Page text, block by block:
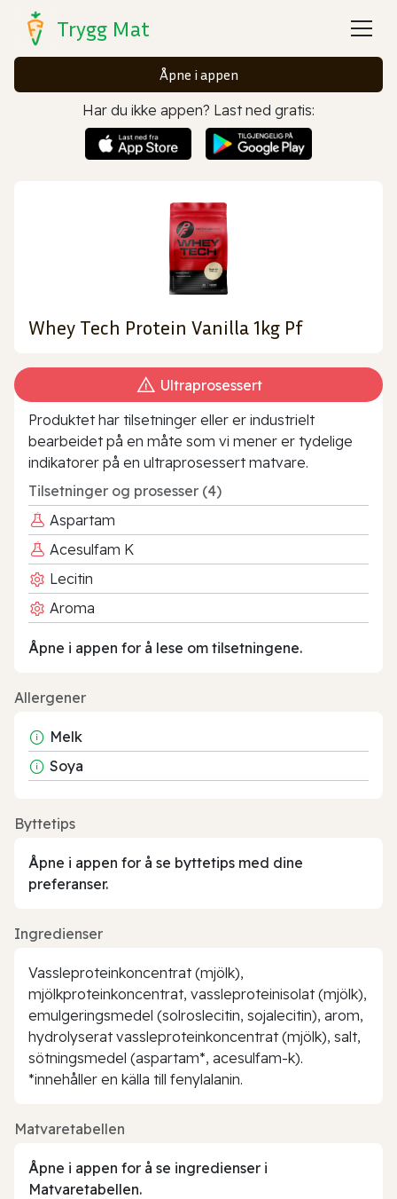
Trygg Mat
Åpne i appen
Har du ikke appen? Last ned gratis:
Whey Tech Protein Vanilla 1kg Pf
Ultraprosessert
Produktet har tilsetninger eller er industrielt
bearbeidet på en måte som vi mener er tydelige
indikatorer på en ultraprosessert matvare.
Tilsetninger og prosesser (4)
Aspartam
Acesulfam K
Lecitin
Aroma
Åpne i appen for å lese om tilsetningene.
Allergener
Melk
Soya
Byttetips
Åpne i appen for å se byttetips med dine
preferanser.
Ingredienser
Vassleproteinkoncentrat (mjölk),
mjölkproteinkoncentrat, vassleproteinisolat (mjölk),
emulgeringsmedel (solroslecitin, sojalecitin), arom,
hydrolyserat vassleproteinkoncentrat (mjölk), salt,
sötningsmedel (aspartam*, acesulfam-k).
*innehåller en källa till fenylalanin.
Matvaretabellen
Åpne i appen for å se ingredienser i
Matvaretabellen.